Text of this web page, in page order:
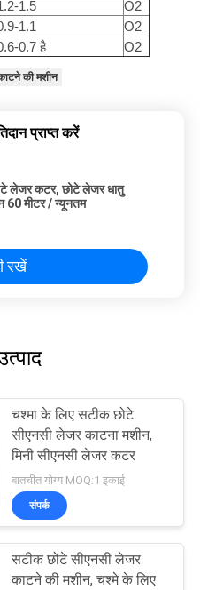
1.5
O2
1.1
O2
0.7 है O2
की मशीन
प्राप्त करें
लेजर कटर, छोटे लेजर धातु
60 मीटर / न्यूनतम
रखें
चश्मा के लिए सटीक छोटे
सीएनसी लेजर काटना मशीन,
मिनी सीएनसी लेजर कटर
बातचीत योग्य MOQ:1 इकाई
संपर्क
सटीक छोटे सीएनसी लेजर
काटने की मशीन, चश्मे के लिए